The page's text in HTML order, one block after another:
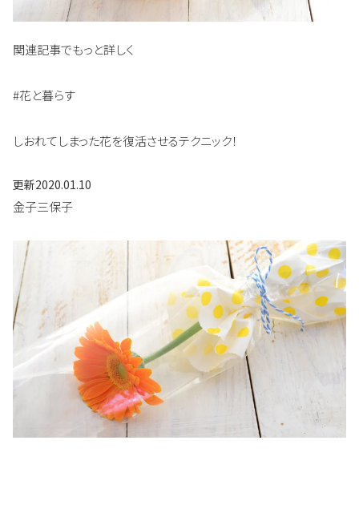
関連記事でもっと詳しく
#花と暮らす
しおれてしまった花を復活させるテクニック！
更新2020.01.10
金子三保子